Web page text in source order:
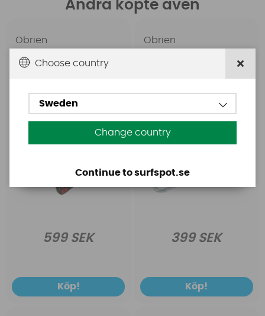
Andra köpte även
Obrien
E Wake Combo -Red
599 SEK
Köp!
Obrien
399 SEK
Köp!
Choose country
Sweden
Change country
Continue to surfspot.se